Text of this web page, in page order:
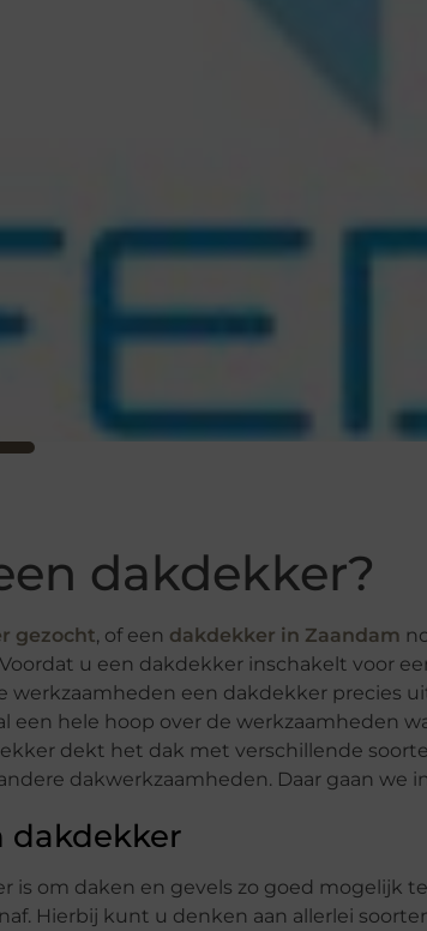
dakdekker?
gezocht, of een dakdekker in Zaandam
u een dakdekker inschakelt voor
een dakdekker precies
een hele hoop over de werkzaamheden
dekt het dak met verschillende
dakwerkzaamheden. Daar gaan we
dakdekker
is om daken en gevels zo goed mogelijk
Hierbij kunt u denken aan allerlei